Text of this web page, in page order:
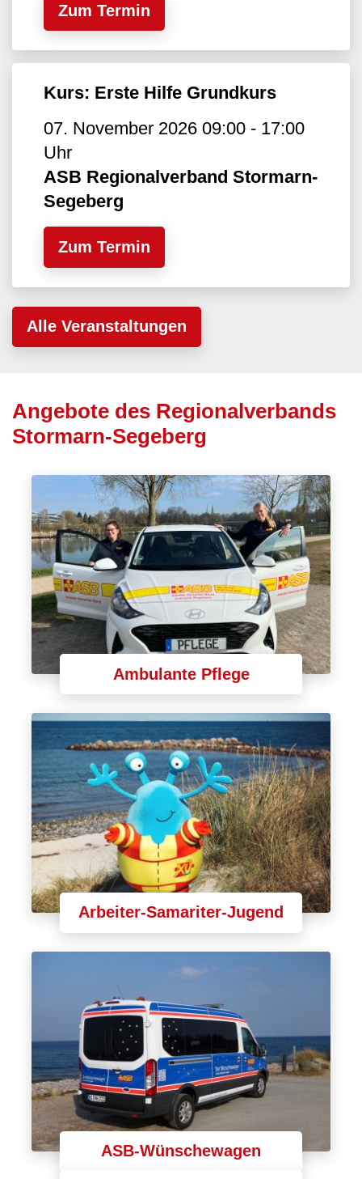
Zum Termin
Kurs: Erste Hilfe Grundkurs
07. November 2026 09:00 - 17:00
Uhr
ASB Regionalverband Stormarn-
Segeberg
Zum Termin
Alle Veranstaltungen
Angebote des Regionalverbands
Stormarn-Segeberg
Ambulante Pflege
Arbeiter-Samariter-Jugend
ASB-Wünschewagen